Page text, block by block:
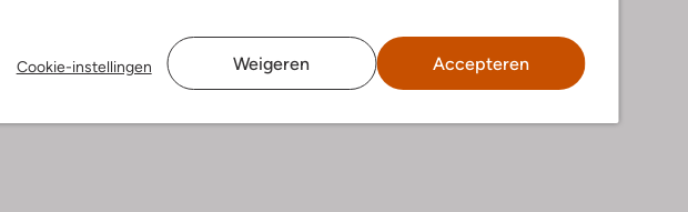
Cookie-instellingen Weigeren Accepteren